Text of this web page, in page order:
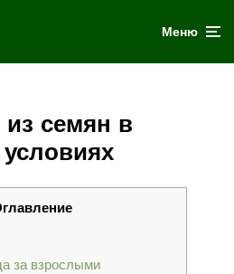
Меню
семян в
за взрослыми